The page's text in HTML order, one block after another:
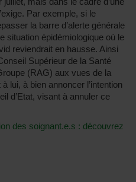
Par exemple, si le
la barre d’alerte générale
situation épidémiologique où le
reviendrait en hausse. Ainsi
Supérieur de la Santé
(RAG) aux vues de la
lui, à bien annoncer l’intention
d’Etat, visant à annuler ce
des soignant.e.s : découvrez